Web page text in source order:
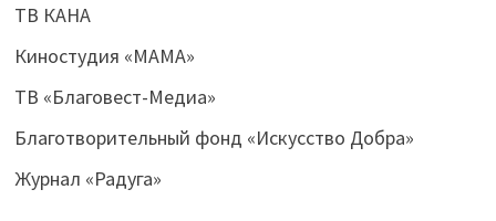
ТВ КАНА
Киностудия «МАМА»
ТВ «Благовест-Медиа»
Благотворительный фонд «Искусство Добра»
Журнал «Радуга»